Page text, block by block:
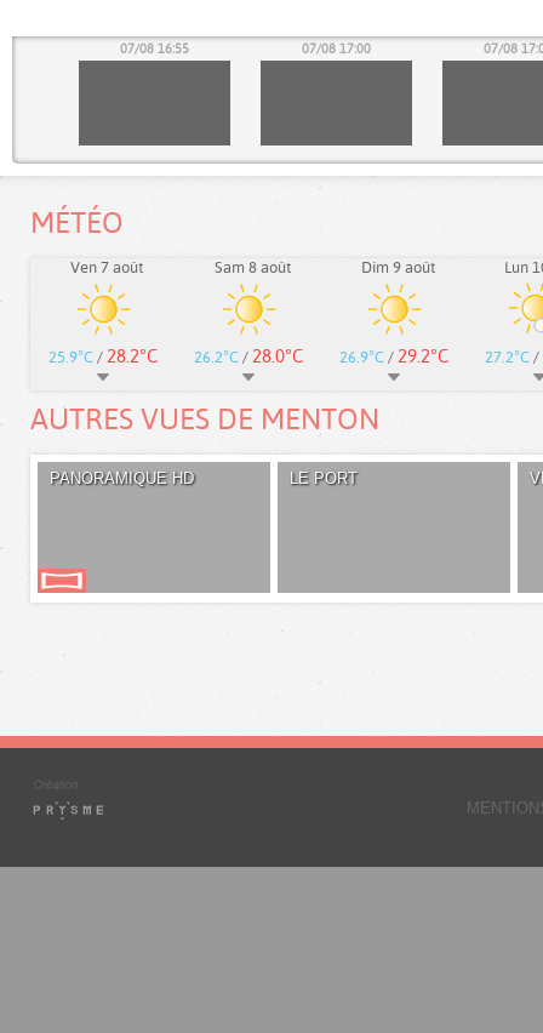
07/08 16:55 07/08 17:00 07/08
MÉTÉO
Ven 7 août
25.9°C / 28.2°C
Sam 8 août
26.2°C / 28.0°C
Dim 9 août
26.9°C / 29.2°C
Lun
27.2°C /
AUTRES VUES DE MENTON
PANORAMIQUE HD LE PORT